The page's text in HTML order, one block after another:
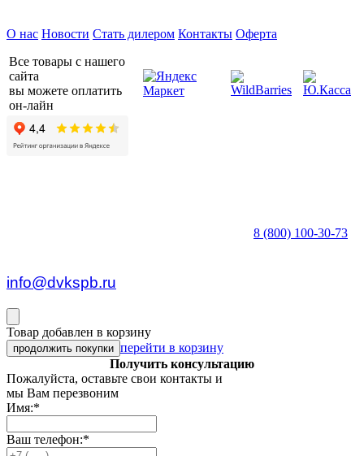
О нас Новости Стать дилером Контакты Оферта
Все товары с нашего
сайта
вы можете оплатить
он-лайн
8 (800) 100-30-73
info@dvkspb.ru
Товар добавлен в корзину
продолжить покупки перейти в корзину
Получить консультацию
Пожалуйста, оставьте свои контакты и
мы Вам перезвоним
Имя:*
Ваш телефон:*